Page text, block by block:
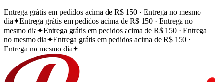
Entrega grátis em pedidos acima de R$ 150 · Entrega no mesmo
dia✦Entrega grátis em pedidos acima de R$ 150 · Entrega no
mesmo dia✦Entrega grátis em pedidos acima de R$ 150 · Entrega
no mesmo dia✦Entrega grátis em pedidos acima de R$ 150 ·
Entrega no mesmo dia✦